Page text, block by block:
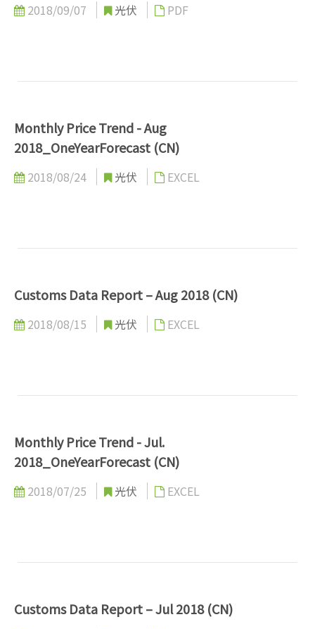
2018/09/07 光伏 PDF
Monthly Price Trend - Aug
2018_OneYearForecast (CN)
2018/08/24 光伏 EXCEL
Customs Data Report – Aug 2018 (CN)
2018/08/15 光伏 EXCEL
Monthly Price Trend - Jul.
2018_OneYearForecast (CN)
2018/07/25 光伏 EXCEL
Customs Data Report – Jul 2018 (CN)